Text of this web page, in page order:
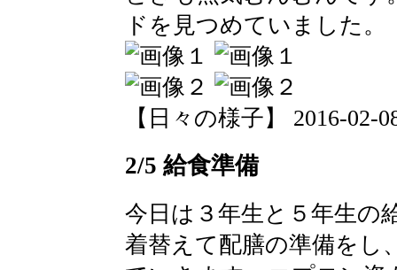
ドを見つめていました。
【日々の様子】 2016-02-
2/5 給食準備
今日は３年生と５年生の
着替えて配膳の準備をし